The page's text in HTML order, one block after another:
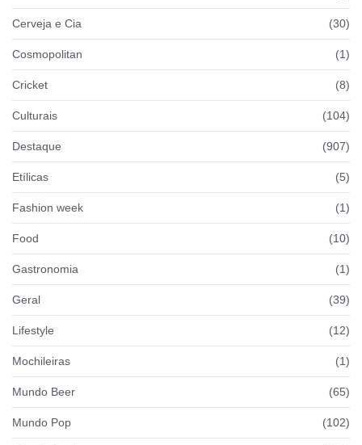
Cerveja e Cia (30)
Cosmopolitan (1)
Cricket (8)
Culturais (104)
Destaque (907)
Etílicas (5)
Fashion week (1)
Food (10)
Gastronomia (1)
Geral (39)
Lifestyle (12)
Mochileiras (1)
Mundo Beer (65)
Mundo Pop (102)